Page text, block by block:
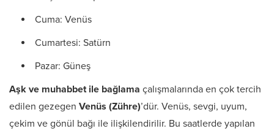
Cuma: Venüs
Cumartesi: Satürn
Pazar: Güneş
Aşk ve muhabbet ile bağlama çalışmalarında en çok tercih
edilen gezegen Venüs (Zühre)’dür. Venüs, sevgi, uyum,
çekim ve gönül bağı ile ilişkilendirilir. Bu saatlerde yapılan